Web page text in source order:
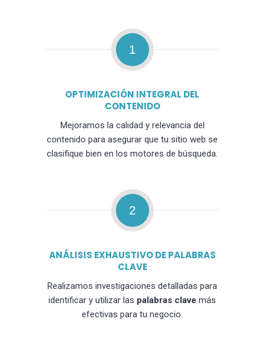
1
OPTIMIZACIÓN INTEGRAL DEL
CONTENIDO
Mejoramos la calidad y relevancia del
contenido para asegurar que tu sitio web se
clasifique bien en los motores de búsqueda.
2
ANÁLISIS EXHAUSTIVO DE PALABRAS
CLAVE
Realizamos investigaciones detalladas para
identificar y utilizar las palabras clave más
efectivas para tu negocio.